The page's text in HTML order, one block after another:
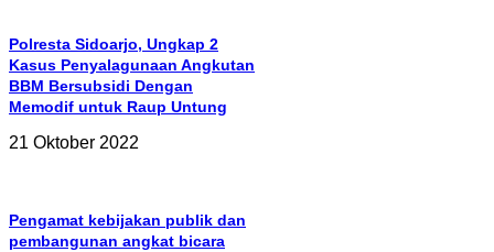
Polresta Sidoarjo, Ungkap 2
Kasus Penyalagunaan Angkutan
BBM Bersubsidi Dengan
Memodif untuk Raup Untung
21 Oktober 2022
Pengamat kebijakan publik dan
pembangunan angkat bicara